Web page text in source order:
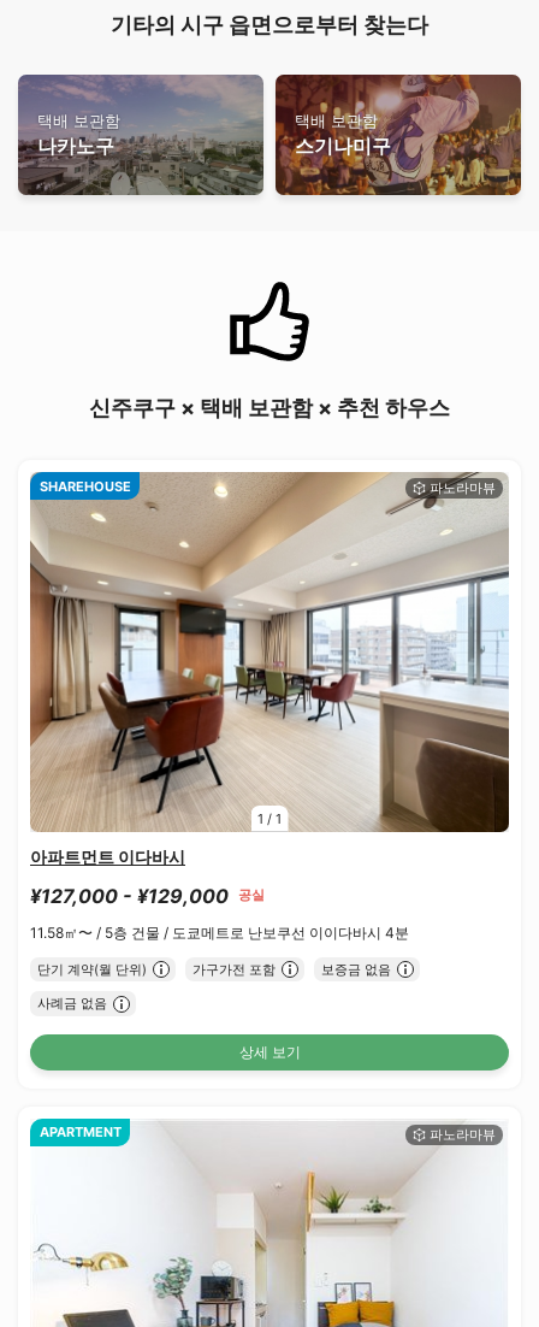
기타의 시구 읍면으로부터 찾는다
택배 보관함
나카노구
택배 보관함
스기나미구
신주쿠구 × 택배 보관함 × 추천 하우스
1 / 1
SHAREHOUSE
아파트먼트 이다바시
¥127,000 - ¥129,000 공실
11.58㎡〜 / 5층 건물 / 도쿄메트로 난보쿠선 이이다바시 4분
단기 계약(월 단위) 가구가전 포함 보증금 없음
사례금 없음
상세 보기
APARTMENT